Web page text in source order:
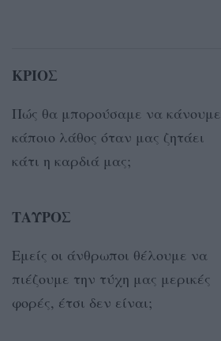
ΚΡΙΟΣ
Πώς θα μπορούσαμε να κάνουμε
κάποιο λάθος όταν μας ζητάει
κάτι η καρδιά μας;
ΤΑΥΡΟΣ
Eμείς οι άνθρωποι θέλουμε να
πιέζουμε την τύχη μας μερικές
φορές, έτσι δεν είναι;